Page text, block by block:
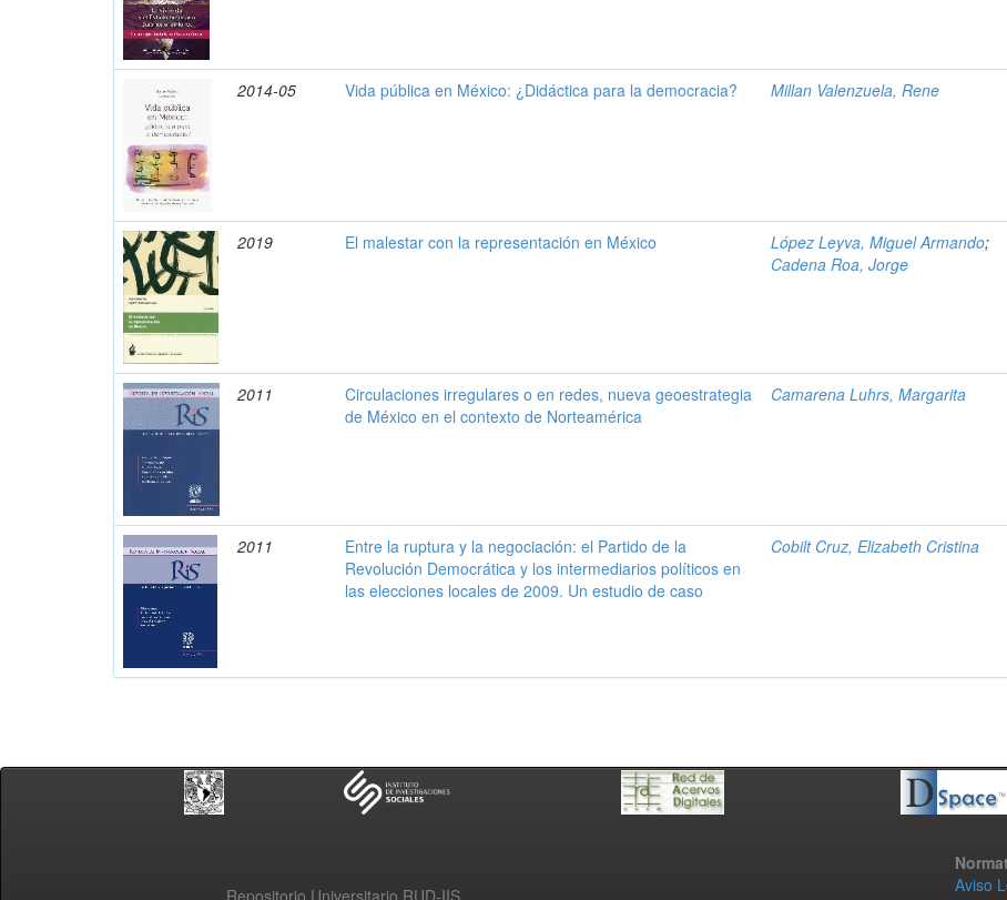
2014-05 Vida pública en México: ¿Didáctica para la democracia? Millan Valenzuela, Rene
2019 El malestar con la representación en México López Leyva, Miguel Armando;
Cadena Roa, Jorge
2011
Circulaciones irregulares o en redes, nueva geoestrategia
de México en el contexto de Norteamérica
Camarena Luhrs, Margarita
2011
Entre la ruptura y la negociación: el Partido de la
Revolución Democrática y los intermediarios políticos en
las elecciones locales de 2009. Un estudio de caso
Cobilt Cruz, Elizabeth Cristina
Repositorio Universitario RUD-IIS
Aviso